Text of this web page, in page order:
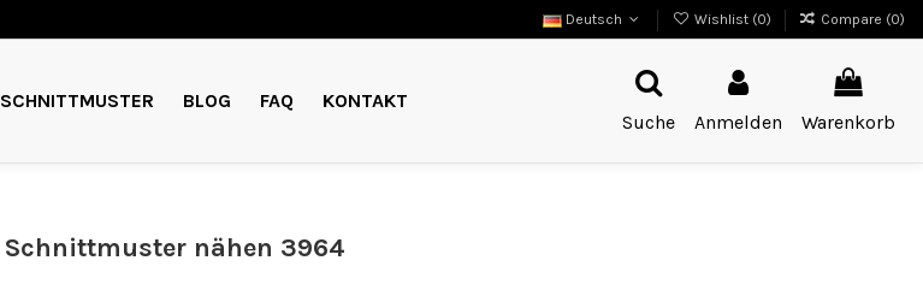
Deutsch Wishlist (0) Compare (0)
SCHNITTMUSTER BLOG FAQ
KONTAKT
Suche
Anmelden Warenkorb
Schnittmuster nähen 3964